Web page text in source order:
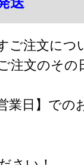
注文につ
注文のそ
業日】での